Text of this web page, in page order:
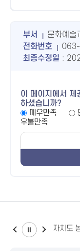
부서
문화예술
전화번호
최종수정일 :
이 페이지에서 제
하셨습니까?
매우만족
우불만족
전북특별자치도